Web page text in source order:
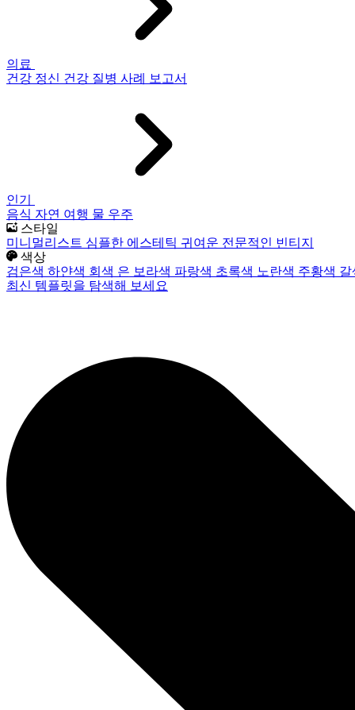
의료
건강 정신 건강 질병 사례 보고서
인기
음식 자연 여행 물 우주
스타일
미니멀리스트 심플한 에스테틱 귀여운 전문적인 빈티지
색상
검은색 하얀색 회색 은 보라색 파랑색 초록색 노란색 주황색
최신 템플릿을 탐색해 보세요